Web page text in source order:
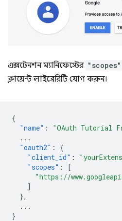
এক্সটেনশন ম্যানিফেস্টের "scopes"
ক্লায়েন্ট লাইব্রেরিটি যোগ করুন।
{
"name" : "OAuth Tutorial
...
"oauth2" :
{
"client_id" :
"scopes" :
[
"https://
]
},
...
}